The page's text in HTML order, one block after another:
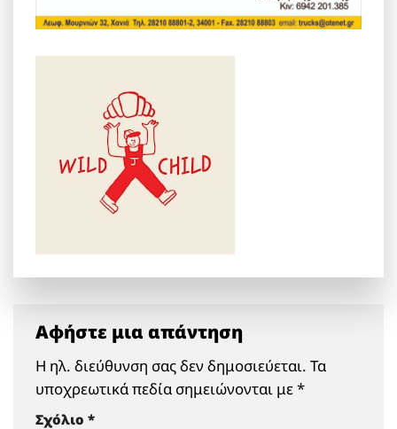
Αφήστε μια απάντηση
Η ηλ. διεύθυνση σας δεν δημοσιεύεται. Τα
υποχρεωτικά πεδία σημειώνονται με*
Σχόλιο *